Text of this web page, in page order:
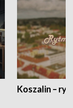
Koszalin –